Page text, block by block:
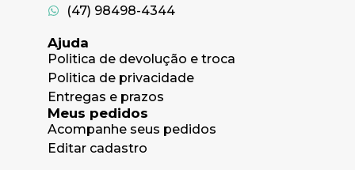
(47) 98498-4344
Ajuda
Politica de devolução e troca
Politica de privacidade
Entregas e prazos
Meus pedidos
Acompanhe seus pedidos
Editar cadastro